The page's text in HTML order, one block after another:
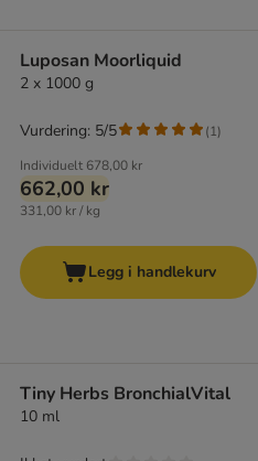
Luposan Moorliquid
2 x 1000 g
Individuelt 678,00 kr
662,00 kr
331,00 kr / kg
Vurdering: 5/5 (1)
Legg i handlekurv
Tiny Herbs BronchialVital
10 ml